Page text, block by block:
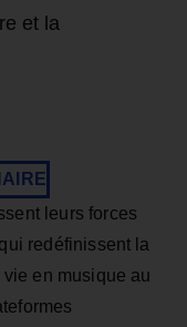
et la
leurs forces
redéfinissent la
en musique au